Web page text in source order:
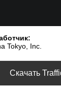
Tokyo, Inc.
Скачать